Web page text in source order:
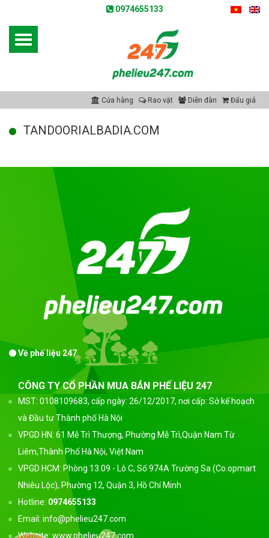
0974655133
Cửa hàng Rao vặt Diễn đàn Đấu giá
TANDOORIALBADIA.COM
Về phế liệu 247
CÔNG TY CỔ PHẦN MUA BÁN PHẾ LIỆU 247
MST: 0108109683, cấp ngày: 26/12/2017, nơi cấp: Sở kế hoạch
và Đầu tư Thành phố Hà Nội
VPGD HN: 61 Mễ Trì Thượng, Phường Mễ Trì,Quận Nam Từ
Liêm,Thành Phố Hà Nội, Việt Nam
VPGD HCM: Phòng 13.09 - Lô C, Số 974A Trường Sa (Co.opmart
Nhiêu Lộc), Phường 12, Quận 3, Hồ Chí Minh
Hotline: 0974655133
Email: info@phelieu247.com
Website: www.phelieu247.com